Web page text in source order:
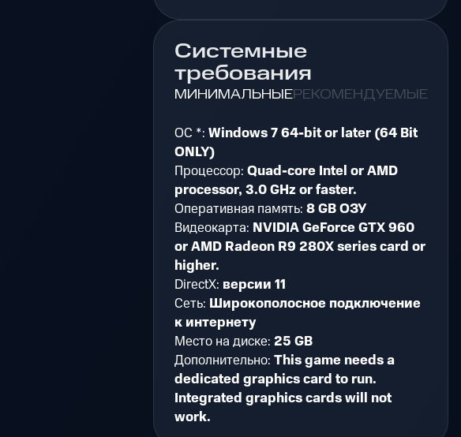
Системные
требования
МИНИМАЛЬНЫЕРЕКОМЕНДУЕМЫЕ
ОС *: Windows 7 64-bit or later (64 Bit
ONLY)
Процессор: Quad-core Intel or AMD
processor, 3.0 GHz or faster.
Оперативная память: 8 GB ОЗУ
Видеокарта: NVIDIA GeForce GTX 960
or AMD Radeon R9 280X series card or
higher.
DirectX: версии 11
Сеть: Широкополосное подключение
к интернету
Место на диске: 25 GB
Дополнительно: This game needs a
dedicated graphics card to run.
Integrated graphics cards will not
work.